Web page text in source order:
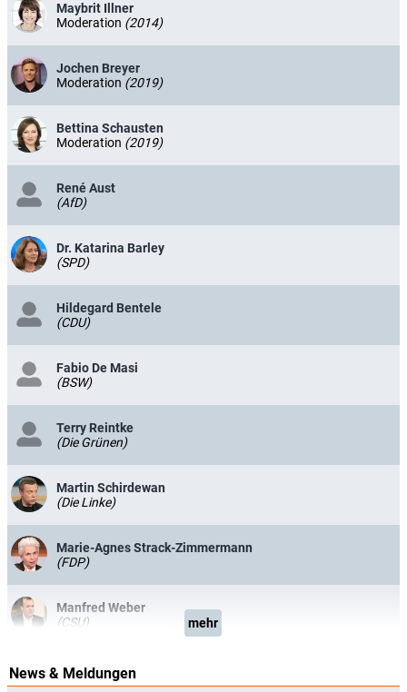
Maybrit Illner
Moderation (2014)
Jochen Breyer
Moderation (2019)
Bettina Schausten
Moderation (2019)
René Aust
(AfD)
Dr. Katarina Barley
(SPD)
Hildegard Bentele
(CDU)
Fabio De Masi
(BSW)
Terry Reintke
(Die Grünen)
Martin Schirdewan
(Die Linke)
Marie-Agnes Strack-Zimmermann
(FDP)
Manfred Weber
(CSU)
mehr
News & Meldungen